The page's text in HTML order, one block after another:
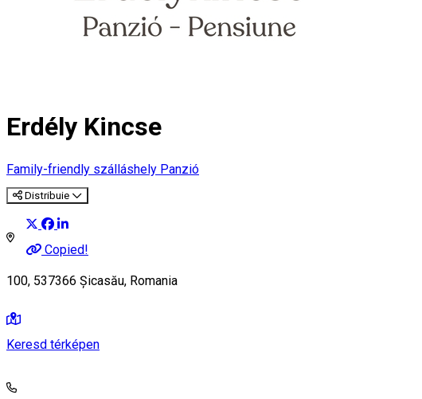
Erdély Kincse
Family-friendly szálláshely Panzió
Distribuie
Copied!
100, 537366 Șicasău, Romania
Keresd térképen